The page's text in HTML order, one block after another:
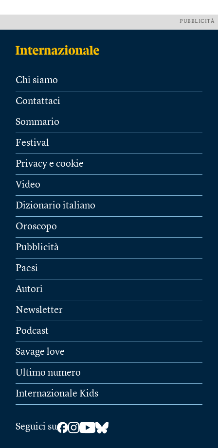
PUBBLICITÀ
Chi siamo
Contattaci
Sommario
Festival
Privacy e cookie
Video
Dizionario italiano
Oroscopo
Pubblicità
Paesi
Autori
Newsletter
Podcast
Savage love
Ultimo numero
Internazionale Kids
Seguici su